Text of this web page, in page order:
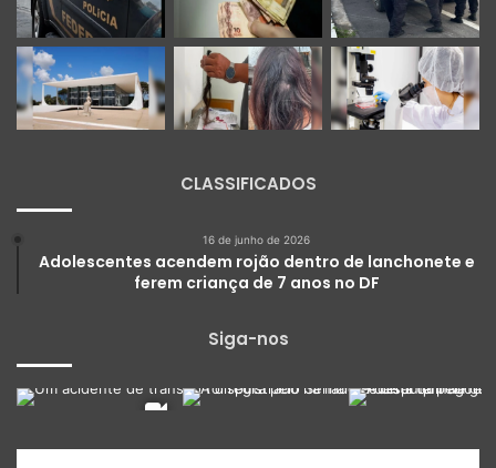
CLASSIFICADOS
16 de junho de 2026
Adolescentes acendem rojão dentro de lanchonete e
ferem criança de 7 anos no DF
Siga-nos